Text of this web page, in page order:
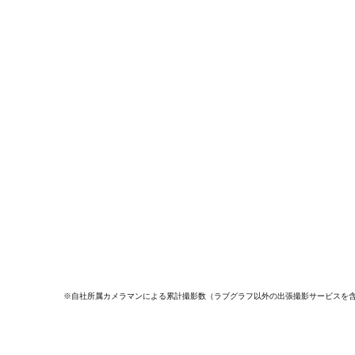
※自社所属カメラマンによる累計撮影数（ラブグラフ以外の出張撮影サービスを